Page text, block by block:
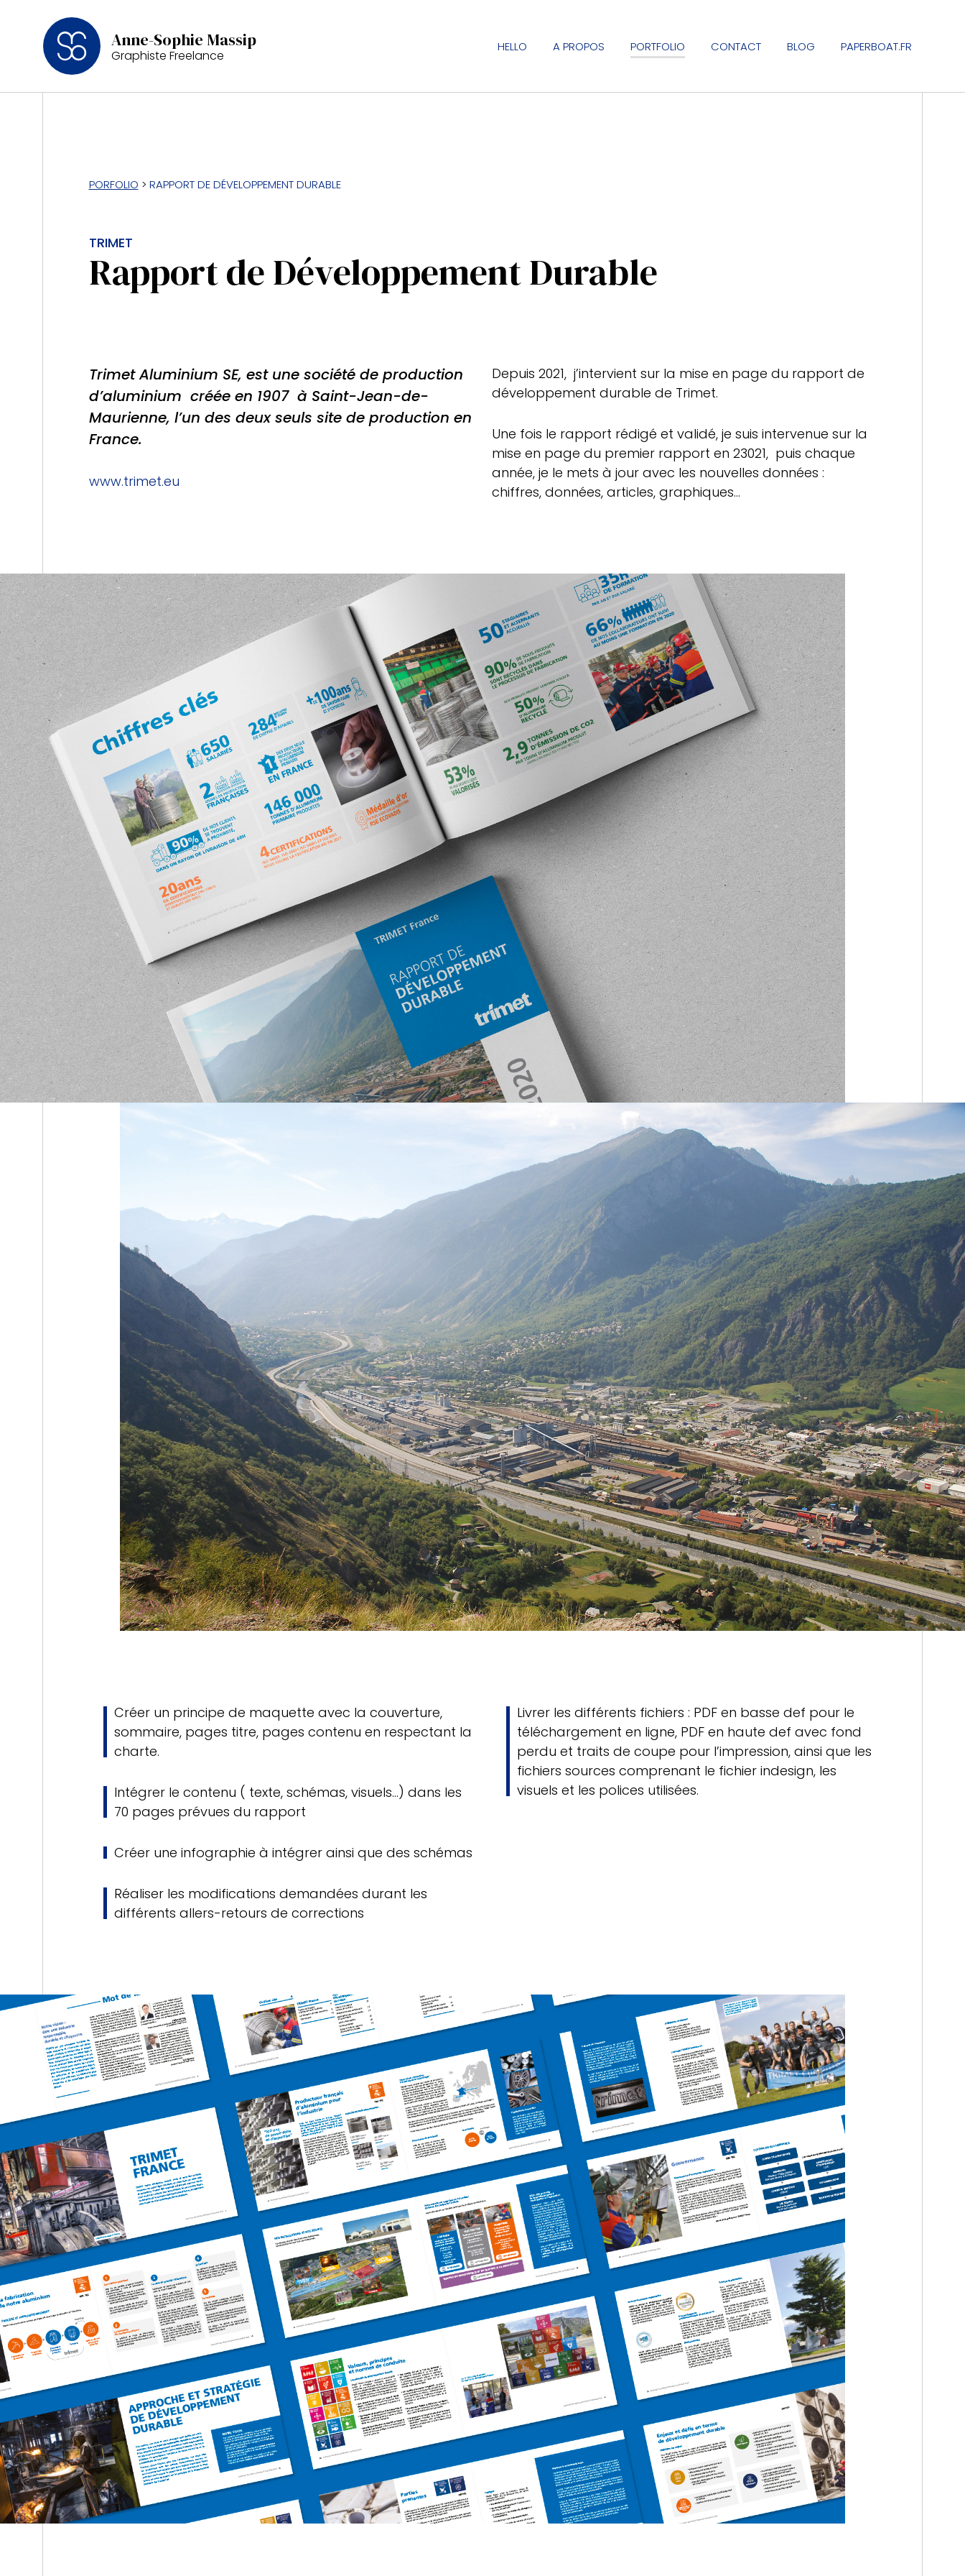
Anne-Sophie Massip
Graphiste Freelance
HELLO A PROPOS PORTFOLIO CONTACT BLOG PAPERBOAT.FR
PORFOLIO > RAPPORT DE DÉVELOPPEMENT DURABLE
TRIMET
Rapport de Développement Durable
Trimet Aluminium SE, est une société de production
d’aluminium créée en 1907 à Saint-Jean-de-
Maurienne, l’un des deux seuls site de production en
France.
www.trimet.eu
Depuis 2021, j’intervient sur la mise en page du rapport de
développement durable de Trimet.
Une fois le rapport rédigé et validé, je suis intervenue sur la
mise en page du premier rapport en 23021, puis chaque
année, je le mets à jour avec les nouvelles données :
chiffres, données, articles, graphiques…
Créer un principe de maquette avec la couverture,
sommaire, pages titre, pages contenu en respectant la
charte.
Intégrer le contenu ( texte, schémas, visuels…) dans les
70 pages prévues du rapport
Créer une infographie à intégrer ainsi que des schémas
Réaliser les modifications demandées durant les
différents allers-retours de corrections
Livrer les différents fichiers : PDF en basse def pour le
téléchargement en ligne, PDF en haute def avec fond
perdu et traits de coupe pour l’impression, ainsi que les
fichiers sources comprenant le fichier indesign, les
visuels et les polices utilisées.